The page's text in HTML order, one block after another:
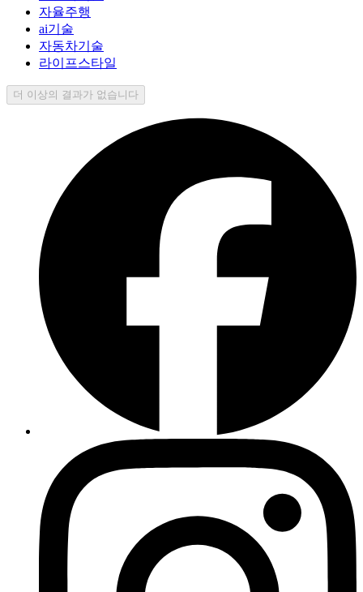
자율주행
ai기술
자동차기술
라이프스타일
더 이상의 결과가 없습니다